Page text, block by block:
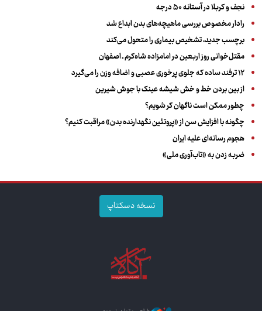
نجف و کربلا در آستانه ۵۰ درجه
رادار مخصوص بررسی ماهیچه‌های بدن ابداع شد
برچسب جدید، تشخیص بیماری را متحول می‌کند
مقتل‌خوانی روز اربعین در امامزاده شاه‌کرم ـ اصفهان
۱۲ ترفند ساده که جلوی پرخوری عصبی و اضافه ‌وزن را می‌گیرد
از بین بردن خط و خش شیشه عینک با جوش شیرین
چطور ممکن است ناگهان کر شویم؟
چگونه با افزایش سن از «پروتئین نگهدارنده بدن» مراقبت کنیم؟
هجوم رسانه‌ای علیه ایران
ضربه زدن به «تاب‌آوری ملی»
نسخه دسکتاپ